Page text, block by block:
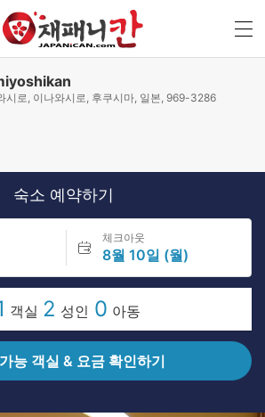
시로, 이나와시로, 후쿠시마, 일본, 969-3286
숙소 예약하기
체크아웃
8월 10일 (월)
객실 2 성인 0 아동
능 객실 & 요금 확인하기